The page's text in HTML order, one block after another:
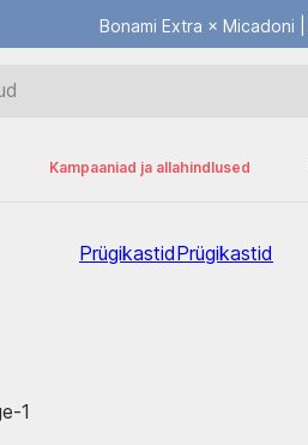
Bonami Extra × Micadoni |
Kampaaniad ja allahindlused
PrügikastidPrügikastid